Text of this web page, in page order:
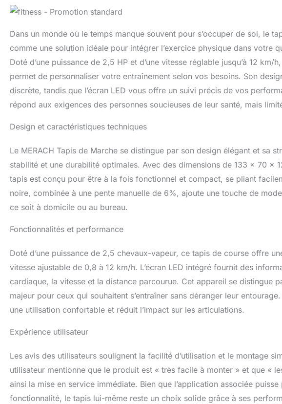
Dans un monde où le temps manque souvent pour s’occuper de soi, le
comme une solution idéale pour intégrer l’exercice physique dans votre
Doté d’une puissance de 2,5 HP et d’une vitesse réglable jusqu’à 12
permet de personnaliser votre entraînement selon vos besoins. Son
discrète, tandis que l’écran LED vous offre un suivi précis de vos
répond aux exigences des personnes soucieuses de leur santé, mais
Design et caractéristiques techniques
Le MERACH Tapis de Marche se distingue par son design élégant et sa
stabilité et une durabilité optimales. Avec des dimensions de 133 x 70 x
tapis est conçu pour être à la fois fonctionnel et compact, se pliant
noire, combinée à une pente manuelle de 6%, ajoute une touche de
ce soit à domicile ou au bureau.
Fonctionnalités et performance
Doté d’une puissance de 2,5 chevaux-vapeur, ce tapis de course offre
vitesse ajustable de 0,8 à 12 km/h. L’écran LED intégré fournit des
cardiaque, la vitesse et la distance parcourue. Cet appareil se distingue
majeur pour ceux qui souhaitent s’entraîner sans déranger leur
une utilisation confortable et réduit l’impact sur les articulations.
Expérience utilisateur
Les avis des utilisateurs soulignent la facilité d’utilisation et le montage
utilisateur mentionne que le produit est « très facile à monter » et que «
ainsi la mise en service immédiate. Bien que l’application associée
fonctionnalité, le tapis lui-même reste un choix solide grâce à ses